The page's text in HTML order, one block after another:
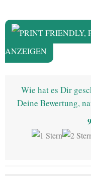
ANZEIGEN
Wie hat es Dir
Deine Bewertung,